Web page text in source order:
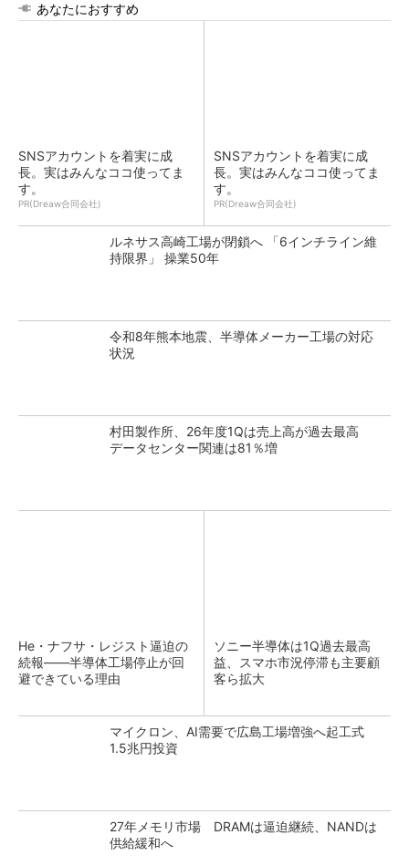
あなたにおすすめ
SNSアカウントを着実に成
長。実はみんなココ使ってま
す。
PR(Dreaw合同会社)
SNSアカウントを着実に成
長。実はみんなココ使ってま
す。
PR(Dreaw合同会社)
ルネサス高崎工場が閉鎖へ 「6インチライン維
持限界」 操業50年
令和8年熊本地震、半導体メーカー工場の対応
状況
村田製作所、26年度1Qは売上高が過去最高
データセンター関連は81％増
He・ナフサ・レジスト逼迫の
続報――半導体工場停止が回
避できている理由
ソニー半導体は1Q過去最高
益、スマホ市況停滞も主要顧
客ら拡大
マイクロン、AI需要で広島工場増強へ起工式
1.5兆円投資
27年メモリ市場 DRAMは逼迫継続、NANDは
供給緩和へ